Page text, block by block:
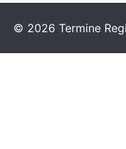
© 2026 Termine